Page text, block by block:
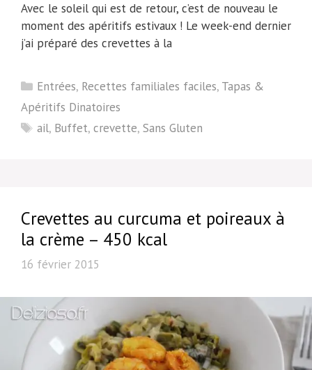
Avec le soleil qui est de retour, c’est de nouveau le
moment des apéritifs estivaux ! Le week-end dernier
j’ai préparé des crevettes à la
Catégories
Entrées, Recettes familiales faciles, Tapas &
Apéritifs Dinatoires
Étiquettes
ail, Buffet,crevette,Sans Gluten
Crevettes au curcuma et poireaux à
la crème – 450 kcal
16 février 2015